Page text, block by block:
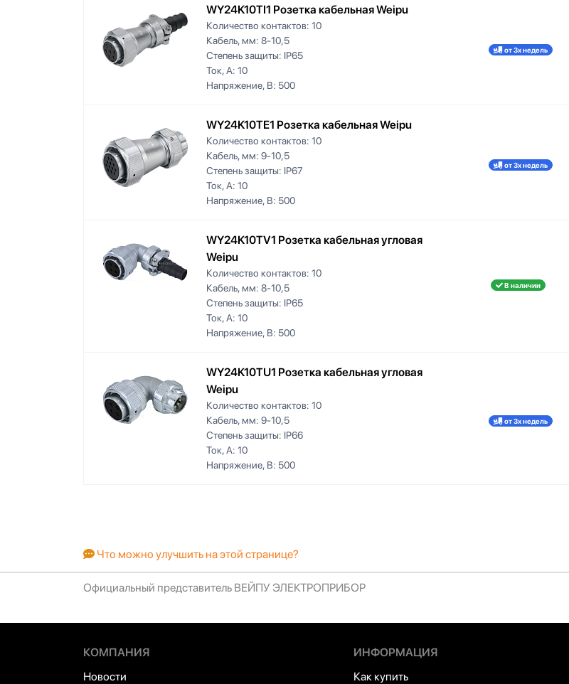
WY24K10TI1 Розетка кабельная Weipu
Количество контактов: 10
Кабель, мм: 8-10,5
Степень защиты: IP65
Ток, А: 10
Напряжение, В: 500
от 3х недель
WY24K10TE1 Розетка кабельная Weipu
Количество контактов: 10
Кабель, мм: 9-10,5
Степень защиты: IP67
Ток, А: 10
Напряжение, В: 500
от 3х недель
WY24K10TV1 Розетка кабельная угловая
Weipu
Количество контактов: 10
Кабель, мм: 8-10,5
Степень защиты: IP65
Ток, А: 10
Напряжение, В: 500
В наличии
WY24K10TU1 Розетка кабельная угловая
Weipu
Количество контактов: 10
Кабель, мм: 9-10,5
Степень защиты: IP66
Ток, А: 10
Напряжение, В: 500
от 3х недель
Что можно улучшить на этой странице?
Официальный представитель ВЕЙПУ ЭЛЕКТРОПРИБОР
КОМПАНИЯ
Новости
ИНФОРМАЦИЯ
Как купить